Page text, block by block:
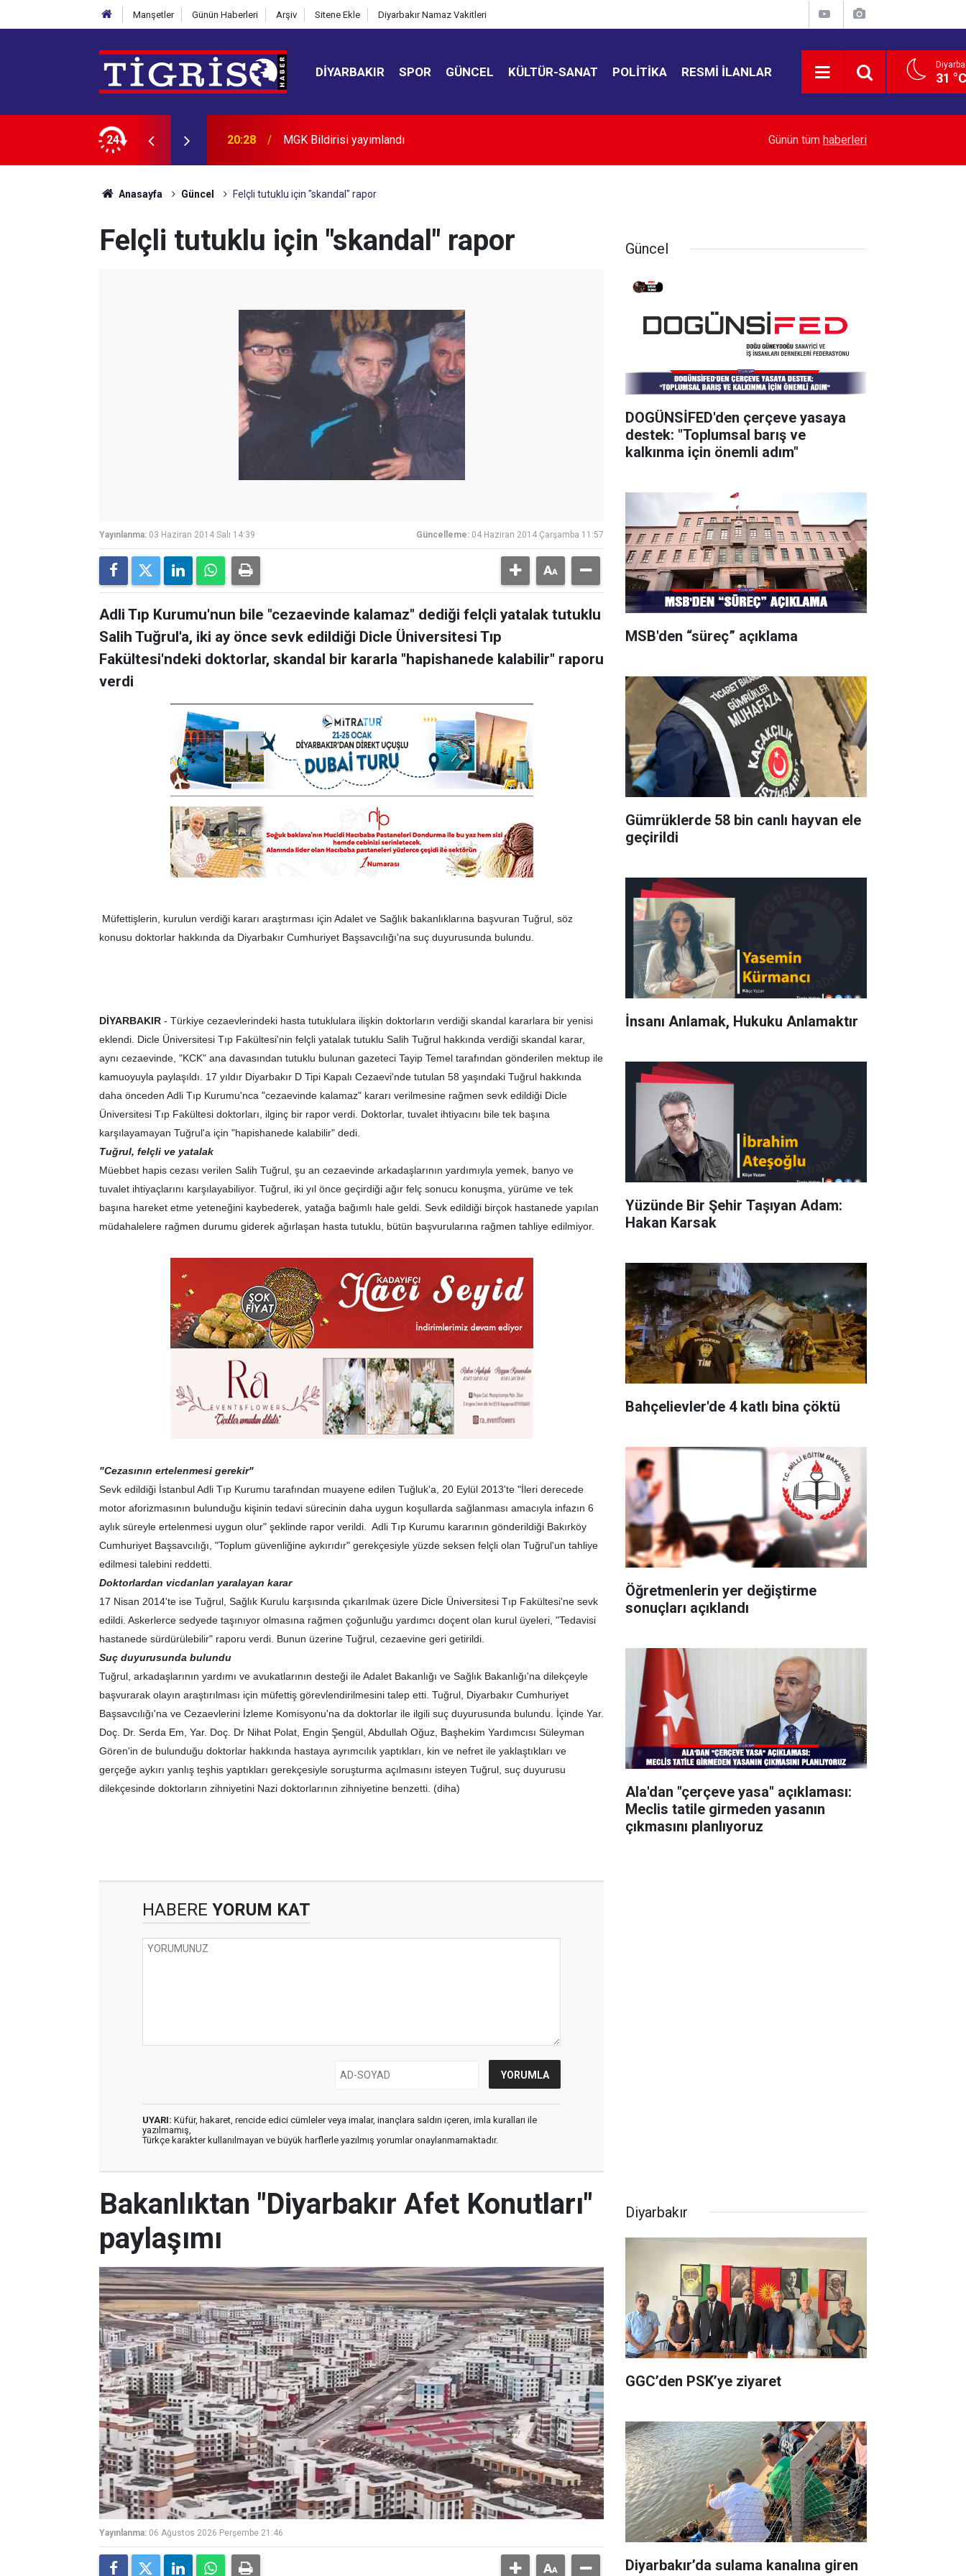
Manşetler Günün Haberleri Arşiv Sitene Ekle Diyarbakır Namaz Vakitleri
DIYARBAKIR SPOR GÜNCEL KÜLTÜR-SANAT POLITIKA RESMI İLANLAR 31
24 20:20 Diyarbakır’da sulama kanalına giren genç hayatını kaybetti Sur’da muhtar buluşması
Günün tüm haberleri
Anasayfa Güncel Felçli tutuklu için "skandal" rapor
Felçli tutuklu için "skandal" rapor
Yayınlanma: 03 Haziran 2014 Salı 14:39 Güncelleme: 04 Haziran 2014 Çarşamba 11:57
Adli Tıp Kurumu'nun bile "cezaevinde kalamaz" dediği felçli yatalak tutuklu
Salih Tuğrul'a, iki ay önce sevk edildiği Dicle Üniversitesi Tıp
Fakültesi'ndeki doktorlar, skandal bir kararla "hapishanede kalabilir" raporu
verdi
Müfettişlerin, kurulun verdiği kararı araştırması için Adalet ve Sağlık bakanlıklarına başvuran Tuğrul, söz
konusu doktorlar hakkında da Diyarbakır Cumhuriyet Başsavcılığı'na suç duyurusunda bulundu.
DİYARBAKIR - Türkiye cezaevlerindeki hasta tutuklulara ilişkin doktorların verdiği skandal kararlara bir yenisi
eklendi. Dicle Üniversitesi Tıp Fakültesi'nin felçli yatalak tutuklu Salih Tuğrul hakkında verdiği skandal karar,
aynı cezaevinde, "KCK" ana davasından tutuklu bulunan gazeteci Tayip Temel tarafından gönderilen mektup ile
kamuoyuyla paylaşıldı. 17 yıldır Diyarbakır D Tipi Kapalı Cezaevi'nde tutulan 58 yaşındaki Tuğrul hakkında
daha önceden Adli Tıp Kurumu'nca "cezaevinde kalamaz" kararı verilmesine rağmen sevk edildiği Dicle
Üniversitesi Tıp Fakültesi doktorları, ilginç bir rapor verdi. Doktorlar, tuvalet ihtiyacını bile tek başına
karşılayamayan Tuğrul'a için "hapishanede kalabilir" dedi.
Tuğrul, felçli ve yatalak
Müebbet hapis cezası verilen Salih Tuğrul, şu an cezaevinde arkadaşlarının yardımıyla yemek, banyo ve
tuvalet ihtiyaçlarını karşılayabiliyor. Tuğrul, iki yıl önce geçirdiği ağır felç sonucu konuşma, yürüme ve tek
başına hareket etme yeteneğini kaybederek, yatağa bağımlı hale geldi. Sevk edildiği birçok hastanede yapılan
müdahalelere rağmen durumu giderek ağırlaşan hasta tutuklu, bütün başvurularına rağmen tahliye edilmiyor.
"Cezasının ertelenmesi gerekir"
Sevk edildiği İstanbul Adli Tıp Kurumu tarafından muayene edilen Tuğluk'a, 20 Eylül 2013'te "İleri derecede
motor aforizmasının bulunduğu kişinin tedavi sürecinin daha uygun koşullarda sağlanması amacıyla infazın 6
aylık süreyle ertelenmesi uygun olur" şeklinde rapor verildi. Adli Tıp Kurumu kararının gönderildiği Bakırköy
Cumhuriyet Başsavcılığı, "Toplum güvenliğine aykırıdır" gerekçesiyle yüzde seksen felçli olan Tuğrul'un tahliye
edilmesi talebini reddetti.
Doktorlardan vicdanları yaralayan karar
17 Nisan 2014'te ise Tuğrul, Sağlık Kurulu karşısında çıkarılmak üzere Dicle Üniversitesi Tıp Fakültesi'ne sevk
edildi. Askerlerce sedyede taşınıyor olmasına rağmen çoğunluğu yardımcı doçent olan kurul üyeleri, "Tedavisi
hastanede sürdürülebilir" raporu verdi. Bunun üzerine Tuğrul, cezaevine geri getirildi.
Suç duyurusunda bulundu
Tuğrul, arkadaşlarının yardımı ve avukatlarının desteği ile Adalet Bakanlığı ve Sağlık Bakanlığı'na dilekçeyle
başvurarak olayın araştırılması için müfettiş görevlendirilmesini talep etti. Tuğrul, Diyarbakır Cumhuriyet
Başsavcılığı'na ve Cezaevlerini İzleme Komisyonu'na da doktorlar ile ilgili suç duyurusunda bulundu. İçinde Yar.
Doç. Dr. Serda Em, Yar. Doç. Dr Nihat Polat, Engin Şengül, Abdullah Oğuz, Başhekim Yardımcısı Süleyman
Gören'in de bulunduğu doktorlar hakkında hastaya ayrımcılık yaptıkları, kin ve nefret ile yaklaştıkları ve
gerçeğe aykırı yanlış teşhis yaptıkları gerekçesiyle soruşturma açılmasını isteyen Tuğrul, suç duyurusu
dilekçesinde doktorların zihniyetini Nazi doktorlarının zihniyetine benzetti. (diha)
HABERE YORUM KAT
UYARI: Küfür, hakaret, rencide edici cümleler veya imalar, inançlara saldırı içeren, imla kuralları ile
yazılmamış,
Türkçe karakter kullanılmayan ve büyük harflerle yazılmış yorumlar onaylanmamaktadır.
Güncel
DOGÜNSİFED'den çerçeve yasaya
destek: "Toplumsal barış ve
kalkınma için önemli adım"
MSB'den “süreç” açıklama
Gümrüklerde 58 bin canlı hayvan ele
geçirildi
İnsanı Anlamak, Hukuku Anlamaktır
Yüzünde Bir Şehir Taşıyan Adam:
Hakan Karsak
Bahçelievler'de 4 katlı bina çöktü
Öğretmenlerin yer değiştirme
sonuçları açıklandı
Ala'dan "çerçeve yasa" açıklaması:
Meclis tatile girmeden yasanın
çıkmasını planlıyoruz
Bakanlıktan "Diyarbakır Afet Konutları"
paylaşımı
Yayınlanma: 06 Ağustos 2026 Perşembe 21:46
Diyarbakır
GGC’den PSK’ye ziyaret
Diyarbakır’da sulama kanalına giren